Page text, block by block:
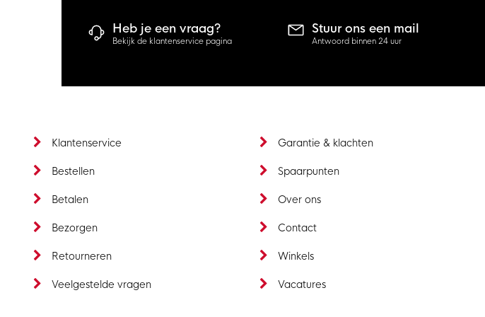
Heb je een vraag?
Bekijk de klantenservice pagina
Stuur ons een mail
Antwoord binnen 24 uur
Klantenservice
Bestellen
Betalen
Bezorgen
Retourneren
Veelgestelde vragen
Garantie & klachten
Spaarpunten
Over ons
Contact
Winkels
Vacatures